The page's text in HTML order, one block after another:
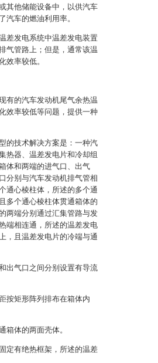
其他储能设备中，以供汽车
汽车的燃油利用率。
差发电系统中温差发电装置
气管路上；但是，通常该温
效率较低。
有的汽车发动机尾气余热温
效率较低等问题，提供一种
的技术解决方案是：一种汽
热器、温差发电片和冷却组
体和两端的进气口、出气
分别与汽车发动机排气管相
通心棱柱体，所述的多个通
多个通心棱柱体贯通箱体的
两端分别通过汇集管路与发
端相连通，所述的温差发电
，且温差发电片的冷端与通
出气口之间分别设置有导流
按矩形阵列排布在箱体内
箱体的两面壳体。
定有绝热框架，所述的温差